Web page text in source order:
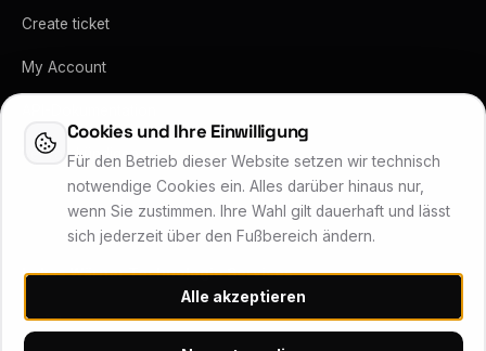
Create ticket
My Account
Vertrag kündigen
Lukas Wärner Technologie Services
Inhaber Lukas Wärner · Friedrich-Stoer-Straße 6 · 90537 Feucht
Systemstatus
Cookies und Ihre Einwilligung
Für den Betrieb dieser Website setzen wir technisch
notwendige Cookies ein. Alles darüber hinaus nur,
wenn Sie zustimmen. Ihre Wahl gilt dauerhaft und lässt
sich jederzeit über den Fußbereich ändern.
Alle akzeptieren